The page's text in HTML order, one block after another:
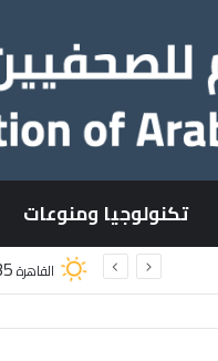
تكنولوجيا ومنوعات
القاهرة